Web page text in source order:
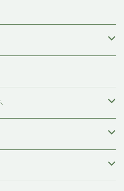
トバス）